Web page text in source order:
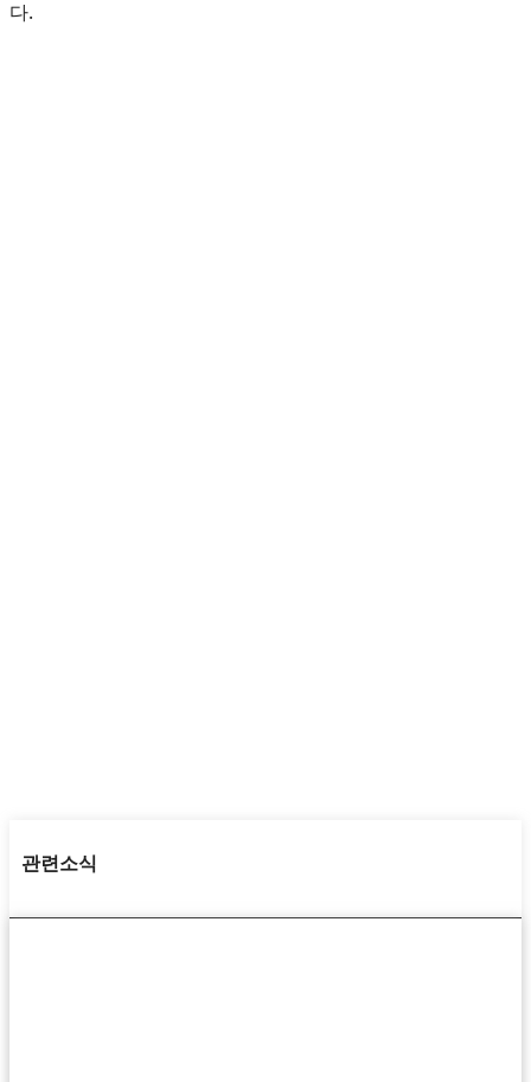
다.
관련소식